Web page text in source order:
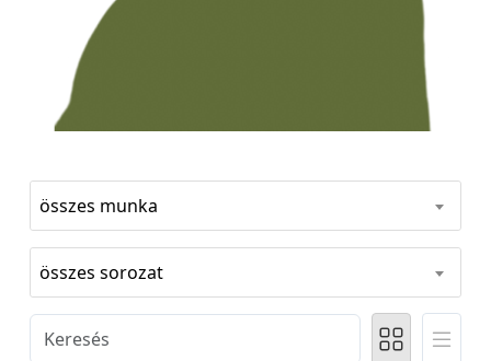
összes munka
összes sorozat